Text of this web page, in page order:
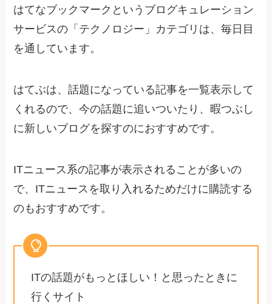
はてなブックマークというブログキュレーション
サービスの「テクノロジー」カテゴリは、毎日目
を通しています。
はてぶは、話題になっている記事を一覧表示して
くれるので、今の話題に追いついたり、暇つぶし
に新しいブログを探すのにおすすめです。
ITニュース系の記事が表示されることが多いの
で、ITニュースを取り入れるためだけに購読する
のもおすすめです。
ITの話題がもっとほしい！と思ったときに
行くサイト